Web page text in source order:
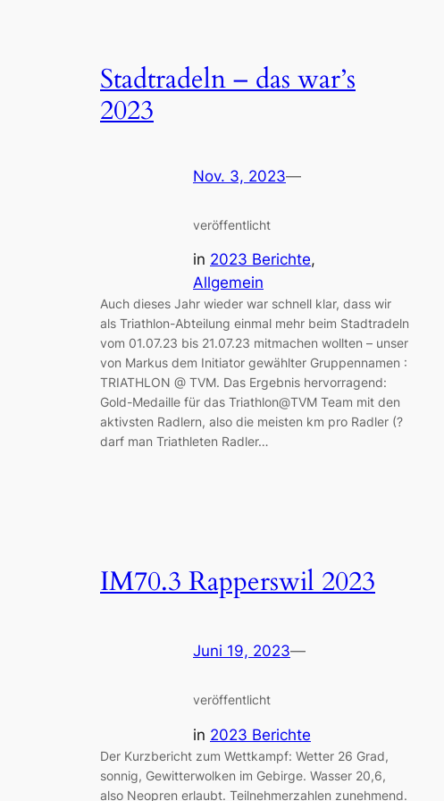
Stadtradeln – das war’s
2023
Nov. 3, 2023—
veröffentlicht
in 2023 Berichte
Allgemein
Auch dieses Jahr wieder war schnell klar, dass wir
als Triathlon-Abteilung einmal mehr beim Stadtradeln
vom 01.07.23 bis 21.07.23 mitmachen wollten – unser
von Markus dem Initiator gewählter Gruppennamen :
TRIATHLON @ TVM. Das Ergebnis hervorragend:
Gold-Medaille für das Triathlon@TVM Team mit den
aktivsten Radlern, also die meisten km pro Radler (?
darf man Triathleten Radler…
IM70.3 Rapperswil 2023
Juni 19, 2023—
veröffentlicht
in 2023 Berichte
Der Kurzbericht zum Wettkampf: Wetter 26 Grad,
sonnig, Gewitterwolken im Gebirge. Wasser 20,6,
also Neopren erlaubt. Teilnehmerzahlen zunehmend.